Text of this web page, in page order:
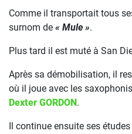
Comme il transportait tous
surnom de « Mule ».
Plus tard il est muté à San
Après sa démobilisation, il
où il joue avec les
Dexter GORDON.
Il continue ensuite ses